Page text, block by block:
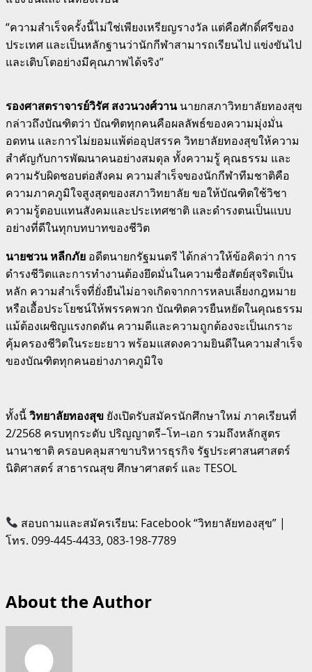
“ความสำเร็จครั้งนี้ไม่ใช่เพียงเหรียญรางวัล แต่คือศักดิ์ศรีของ
ประเทศ และเป็นหลักฐานว่านักกีฬาสามารถเรียนไป แข่งขันไป
และเติบโตอย่างมีคุณภาพได้จริง”
รองศาสตราจารย์วิรัศ สงวนวงศ์วานนายกสภาวิทยาลัยทองสุข
กล่าวถึงบัณฑิตว่า บัณฑิตทุกคนคือผลลัพธ์ของความมุ่งมั่น
อดทน และการไม่ยอมแพ้ต่ออุปสรรค วิทยาลัยทองสุขให้ความ
สำคัญกับการพัฒนาคนอย่างสมดุล ทั้งความรู้ คุณธรรม และ
ความรับผิดชอบต่อสังคม ความสำเร็จของนักกีฬาทีมชาติคือ
ความภาคภูมิใจสูงสุดของสภาวิทยาลัย ขอให้บัณฑิตใช้วิชา
ความรู้ตอบแทนสังคมและประเทศชาติ และดำรงตนเป็นแบบ
อย่างที่ดีในทุกบทบาทของชีวิต
นายชวน หลีกภัย อดีตนายกรัฐมนตรี ได้กล่าวให้ข้อคิดว่า การ
ดำรงชีวิตและการทำงานต้องยึดมั่นในความซื่อสัตย์สุจริตเป็น
หลัก ความสำเร็จที่ยั่งยืนไม่อาจเกิดจากการหลบเลี่ยงกฎหมาย
หรือเอื้อประโยชน์ให้พรรคพวก บัณฑิตควรยืนหยัดในคุณธรรม
แม้ต้องเผชิญแรงกดดัน ความดีและความถูกต้องจะเป็นเกราะ
คุ้มครองชีวิตในระยะยาว พร้อมแสดงความยินดีในความสำเร็จ
ของบัณฑิตทุกคนอย่างภาคภูมิใจ
ทั้งนี้วิทยาลัยทองสุข ยังเปิดรับสมัครนักศึกษาใหม่ ภาคเรียนที่
2/2568 ครบทุกระดับ ปริญญาตรี–โท–เอก รวมถึงหลักสูตร
นานาชาติ ครอบคลุมสาขาบริหารธุรกิจ รัฐประศาสนศาสตร์
นิติศาสตร์ สาธารณสุข ศึกษาศาสตร์ และ TESOL
สอบถามและสมัครเรียน: Facebook “วิทยาลัยทองสุข” |
โทร. 099-445-4433, 083-198-7789
About the Author